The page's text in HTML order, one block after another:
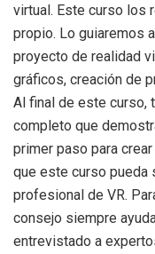
virtual. Este curso los
propio. Lo guiaremos
proyecto de realidad
gráficos, creación de
Al final de este curso,
completo que
primer paso para
que este curso pueda
profesional de VR.
consejo siempre
entrevistado a